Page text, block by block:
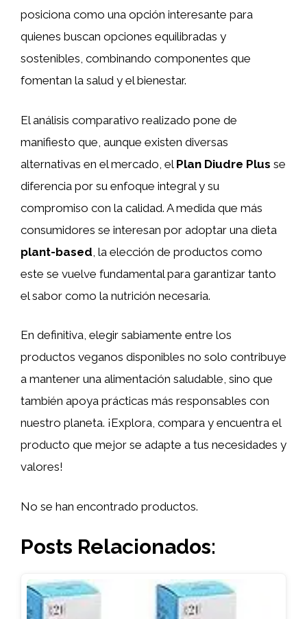
posiciona como una opción interesante para
quienes buscan opciones equilibradas y
sostenibles, combinando componentes que
fomentan la salud y el bienestar.
El análisis comparativo realizado pone de
manifiesto que, aunque existen diversas
alternativas en el mercado, el Plan Diudre Plus se
diferencia por su enfoque integral y su
compromiso con la calidad. A medida que más
consumidores se interesan por adoptar una dieta
plant-based , la elección de productos como
este se vuelve fundamental para garantizar tanto
el sabor como la nutrición necesaria.
En definitiva, elegir sabiamente entre los
productos veganos disponibles no solo contribuye
a mantener una alimentación saludable, sino que
también apoya prácticas más responsables con
nuestro planeta. ¡Explora, compara y encuentra el
producto que mejor se adapte a tus necesidades y
valores!
No se han encontrado productos.
Posts Relacionados: